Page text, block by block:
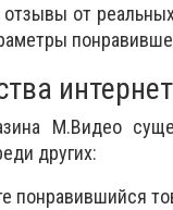
от
М.Видео
других:
понравившийся